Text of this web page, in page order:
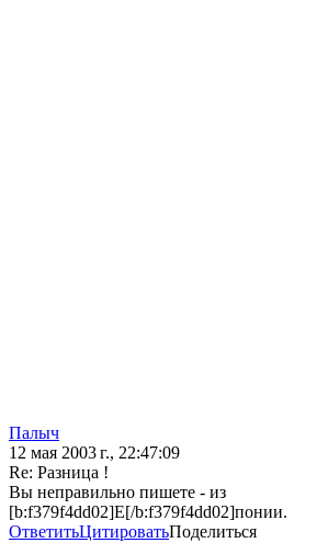
Палыч
12 мая 2003 г., 22:47:09
Re: Разница !
Вы неправильно пишете - из
[b:f379f4dd02]Е[/b:f379f4dd02]понии.
ОтветитьЦитироватьПоделиться